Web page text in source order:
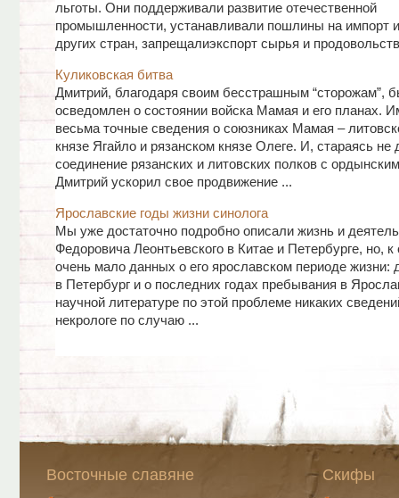
льготы. Они поддерживали развитие отечественной
промышленности, устанавливали пошлины на импорт
других стран, запрещалиэкспорт сырья и
Куликовская битва
Дмитрий, благодаря своим бесстрашным “сторожам”,
осведомлен о состоянии войска Мамая и его планах.
весьма точные сведения о союзниках Мамая –
князе Ягайло и рязанском князе Олеге. И, стараясь не
соединение рязанских и литовских полков с
Дмитрий ускорил свое продвижение ...
Ярославские годы жизни синолога
Мы уже достаточно подробно описали жизнь и
Федоровича Леонтьевского в Китае и Петербурге, но,
очень мало данных о его ярославском периоде жизни:
в Петербург и о последних годах пребывания в
научной литературе по этой проблеме никаких
некрологе по случаю ...
Восточные славяне Скифы